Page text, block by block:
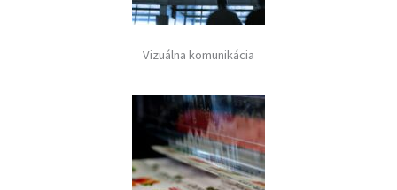
Vizuálna komunikácia